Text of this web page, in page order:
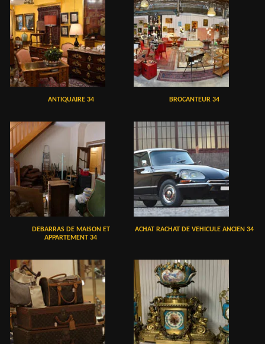
ANTIQUAIRE 34 BROCANTEUR 34
DEBARRAS DE MAISON ET
APPARTEMENT 34
ACHAT RACHAT DE VEHICULE ANCIEN 34